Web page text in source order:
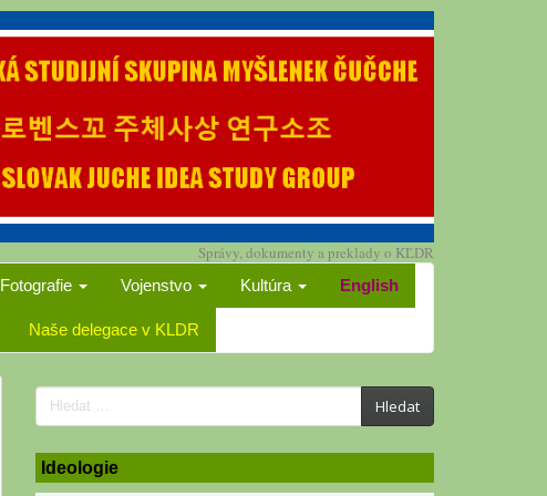
Správy, dokumenty a preklady o KĽDR
Fotografie Vojenstvo Kultúra English
Naše delegace v KLDR
Search
for:
Hledat
Ideologie